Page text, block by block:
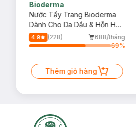
Bioderma
Nước Tẩy Trang Bioderma
Dành Cho Da Dầu & Hỗn Hợp
500ml
4.9 (228)
688/tháng
69%
Thêm giỏ hàng